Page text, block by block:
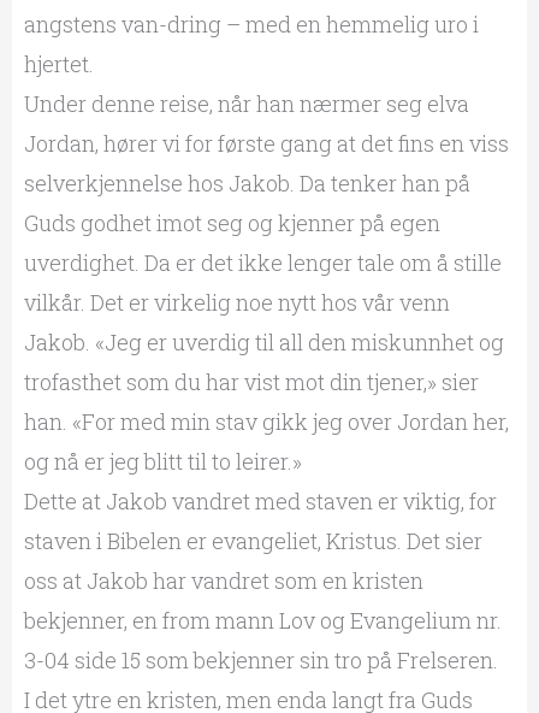
angstens van-dring – med en hemmelig uro i
hjertet.
Under denne reise, når han nærmer seg elva
Jordan, hører vi for første gang at det fins en viss
selverkjennelse hos Jakob. Da tenker han på
Guds godhet imot seg og kjenner på egen
uverdighet. Da er det ikke lenger tale om å stille
vilkår. Det er virkelig noe nytt hos vår venn
Jakob. «Jeg er uverdig til all den miskunnhet og
trofasthet som du har vist mot din tjener,» sier
han. «For med min stav gikk jeg over Jordan her,
og nå er jeg blitt til to leirer.»
Dette at Jakob vandret med staven er viktig, for
staven i Bibelen er evangeliet, Kristus. Det sier
oss at Jakob har vandret som en kristen
bekjenner, en from mann Lov og Evangelium nr.
3-04 side 15 som bekjenner sin tro på Frelseren.
I det ytre en kristen, men enda langt fra Guds